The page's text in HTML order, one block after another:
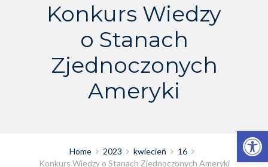
Otwórz pasek narzędzi
Konkurs Wiedzy
o Stanach
Zjednoczonych
Ameryki
Home 2023 kwiecień
16
Konkurs Wiedzy o Stanach Zjednoczonych Ameryki